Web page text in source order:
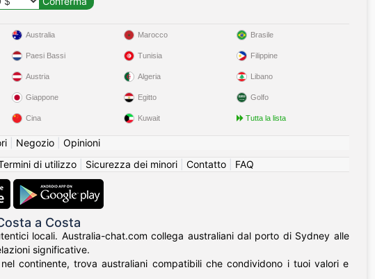
Australia
Paesi Bassi
Austria
Giappone
Cina
Marocco
Tunisia
Algeria
Egitto
Kuwait
Brasile
Filippine
Libano
Golfo
Tutta la lista
| Negozio| Opinioni
di utilizzo Sicurezza dei minori Contatto FAQ
a Costa
locali. Australia-chat.com collega australiani dal porto di Sydney alle
significative.
continente, trova australiani compatibili che condividono i tuoi valori e